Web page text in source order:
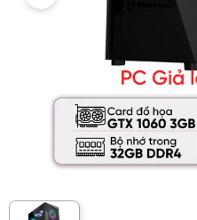
Giá mua trả góp (6 tháng):
Trả góp qua thẻ VISA (12 tháng):
Giá đã bao gồm VAT
PCWS00004
Theo từng linh kiện
Thương hiệu:HACOM
Order trước – giao sau
Thêm vào giỏ hàng Mua ngay
Thông số nổi bật
CPU : Xeon E5-2686 v4
SSD : 265GB M2 NVME